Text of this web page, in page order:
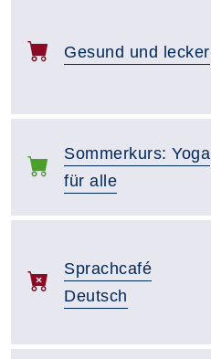
Gesund und lecker
Sommerkurs: Yoga
für alle
Sprachcafé
Deutsch